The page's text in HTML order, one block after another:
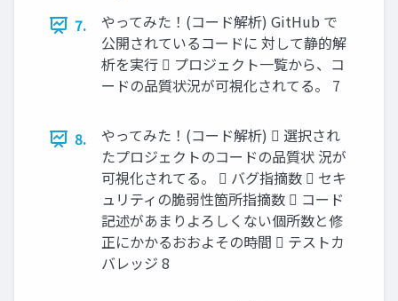
7.
やってみた！(コード解析) GitHub で
公開されているコードに 対して静的解
析を実行  プロジェクト一覧から、コ
ードの品質状況が可視化されてる。 7
8.
やってみた！(コード解析)  選択され
たプロジェクトのコードの品質状 況が
可視化されてる。  バグ指摘数  セキ
ュリティの脆弱性箇所指摘数  コード
記述があまりよろしくない個所数と修
正にかかるおおよその時間  テストカ
バレッジ 8